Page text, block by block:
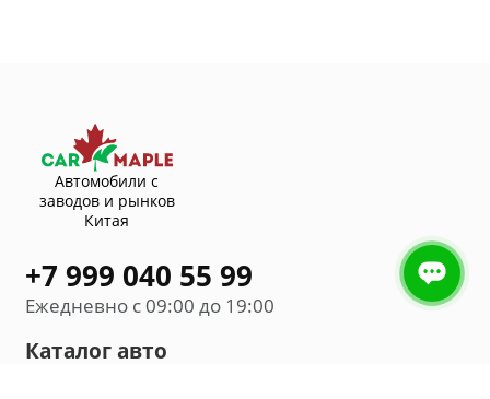
Автомобили с
заводов и рынков
Китая
+7 999 040 55 99
Ежедневно с 09:00 до 19:00
Каталог авто